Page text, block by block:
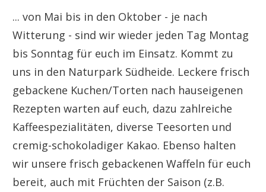
... von Mai bis in den Oktober - je nach
Witterung - sind wir wieder jeden Tag Montag
bis Sonntag für euch im Einsatz. Kommt zu
uns in den Naturpark Südheide. Leckere frisch
gebackene Kuchen/Torten nach hauseigenen
Rezepten warten auf euch, dazu zahlreiche
Kaffeespezialitäten, diverse Teesorten und
cremig-schokoladiger Kakao. Ebenso halten
wir unsere frisch gebackenen Waffeln für euch
bereit, auch mit Früchten der Saison (z.B.